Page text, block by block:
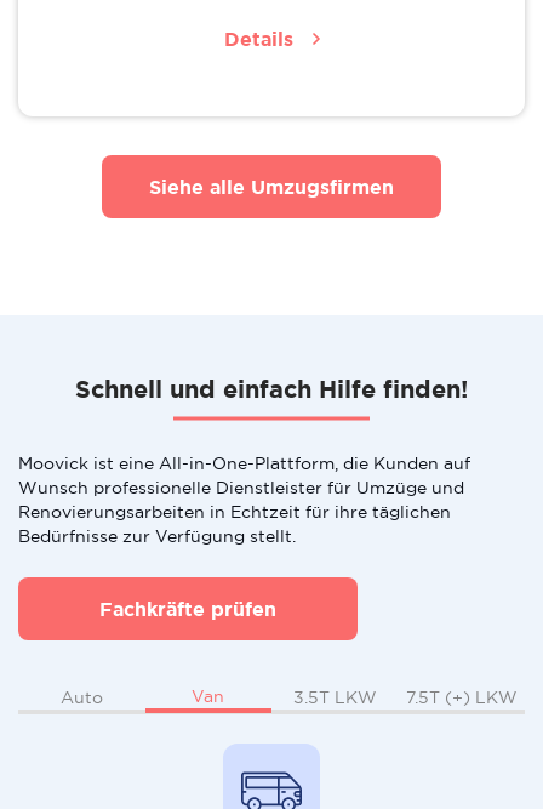
Details
Siehe alle Umzugsfirmen
Schnell und einfach Hilfe finden!
Moovick ist eine All-in-One-Plattform, die Kunden auf
Wunsch professionelle Dienstleister für Umzüge und
Renovierungsarbeiten in Echtzeit für ihre täglichen
Bedürfnisse zur Verfügung stellt.
Fachkräfte prüfen
Auto Van 3.5T LKW 7.5T (+) LKW